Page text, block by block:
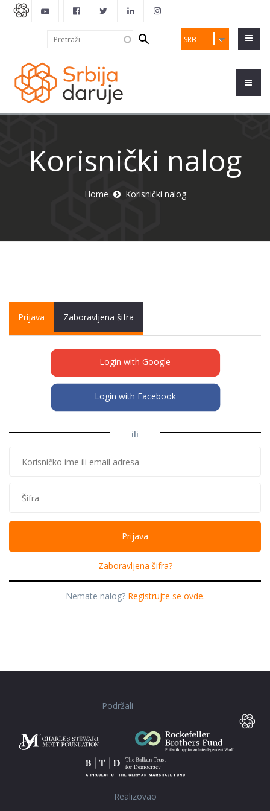
SRB
Search
form
Korisnički nalog
Home Korisnički nalog
Primary tabs
Prijava (activeZaboravljena šifra
Login with Google
Login with Facebook
ili
Zaboravljena šifra?
Nemate nalog? Registrujte se ovde.
Podržali
Realizovao